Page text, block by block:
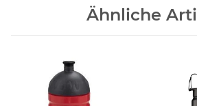
Ähnliche